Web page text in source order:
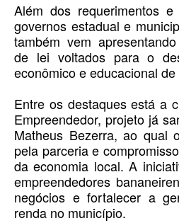
Além dos requerimentos
governos estadual e
também vem
de lei voltados para o
econômico e educacional
Entre os destaques está a
Empreendedor, projeto já
Matheus Bezerra, ao qual
pela parceria e
da economia local. A
empreendedores
negócios e fortalecer a
renda no município.